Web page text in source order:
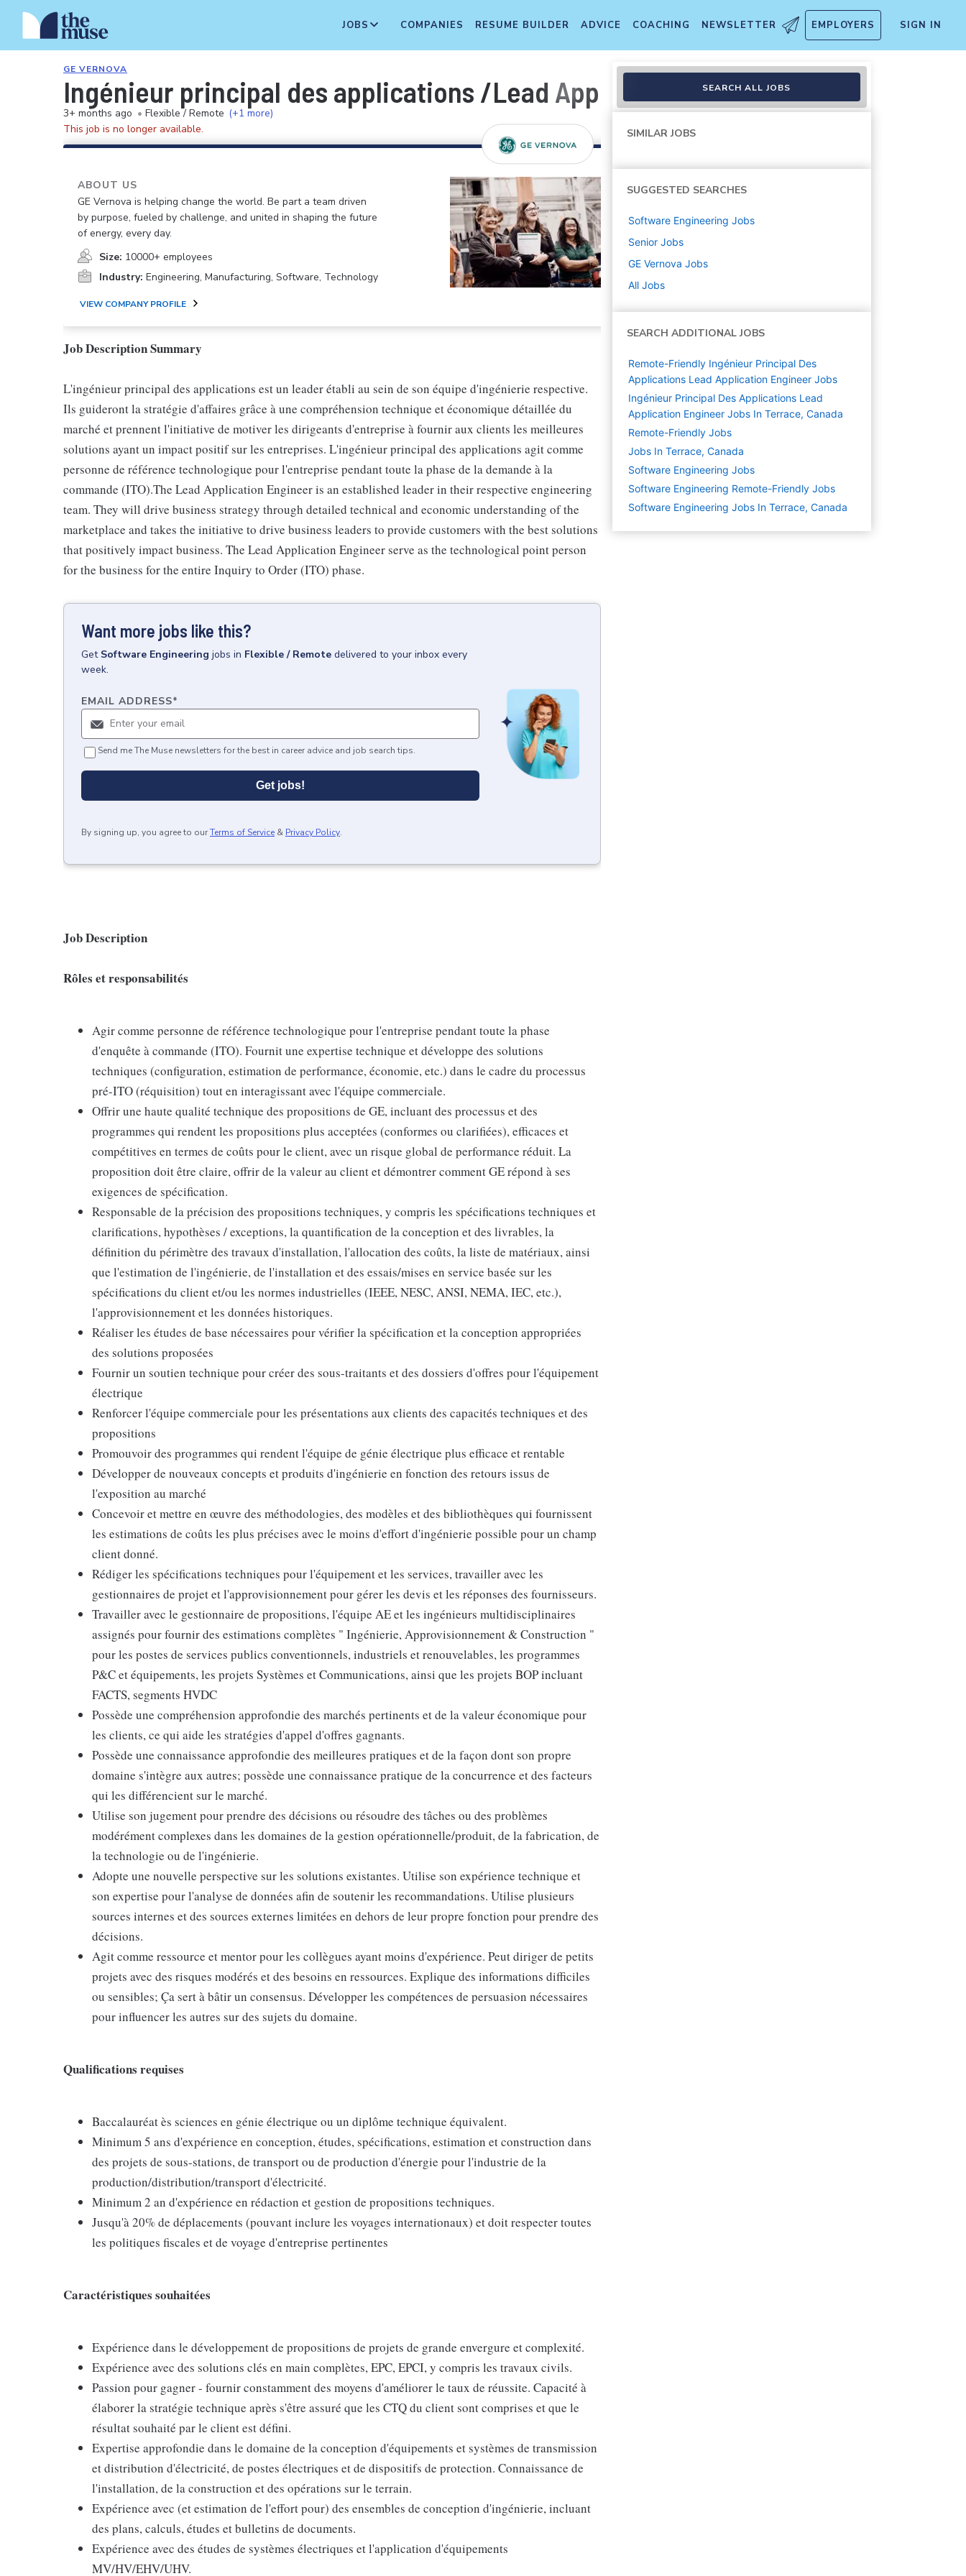
JOBS COMPANIES RESUME BUILDER ADVICE COACHING NEWSLETTER EMPLOYERS SIGN IN
GE VERNOVA
Ingénieur principal des applications /Lead Application Engineer
3+ months ago • Flexible / Remote (+1 more)
This job is no longer available.
ABOUT US
GE Vernova is helping change the world. Be part a team driven
by purpose, fueled by challenge, and united in shaping the future
of energy, every day.
Size: 10000+ employees
Industry: Engineering, Manufacturing, Software, Technology
VIEW COMPANY PROFILE
Job Description Summary
L'ingénieur principal des applications est un leader établi au sein de son équipe d'ingénierie respective.
Ils guideront la stratégie d'affaires grâce à une compréhension technique et économique détaillée du
marché et prennent l'initiative de motiver les dirigeants d'entreprise à fournir aux clients les meilleures
solutions ayant un impact positif sur les entreprises. L'ingénieur principal des applications agit comme
personne de référence technologique pour l'entreprise pendant toute la phase de la demande à la
commande (ITO).The Lead Application Engineer is an established leader in their respective engineering
team. They will drive business strategy through detailed technical and economic understanding of the
marketplace and takes the initiative to drive business leaders to provide customers with the best solutions
that positively impact business. The Lead Application Engineer serve as the technological point person
for the business for the entire Inquiry to Order (ITO) phase.
Want more jobs like this?
Get Software Engineering jobs in Flexible / Remote delivered to your inbox every
week.
EMAIL ADDRESS*
Send me The Muse newsletters for the best in career advice and job search tips.
Get jobs!
By signing up, you agree to ourTerms of Service & Privacy Policy.
Job Description
Rôles et responsabilités
Agir comme personne de référence technologique pour l'entreprise pendant toute la phase
d'enquête à commande (ITO). Fournit une expertise technique et développe des solutions
techniques (configuration, estimation de performance, économie, etc.) dans le cadre du processus
pré-ITO (réquisition) tout en interagissant avec l'équipe commerciale.
Offrir une haute qualité technique des propositions de GE, incluant des processus et des
programmes qui rendent les propositions plus acceptées (conformes ou clarifiées), efficaces et
compétitives en termes de coûts pour le client, avec un risque global de performance réduit. La
proposition doit être claire, offrir de la valeur au client et démontrer comment GE répond à ses
exigences de spécification.
Responsable de la précision des propositions techniques, y compris les spécifications techniques et
clarifications, hypothèses / exceptions, la quantification de la conception et des livrables, la
définition du périmètre des travaux d'installation, l'allocation des coûts, la liste de matériaux, ainsi
que l'estimation de l'ingénierie, de l'installation et des essais/mises en service basée sur les
spécifications du client et/ou les normes industrielles (IEEE, NESC, ANSI, NEMA, IEC, etc.),
l'approvisionnement et les données historiques.
Réaliser les études de base nécessaires pour vérifier la spécification et la conception appropriées
des solutions proposées
Fournir un soutien technique pour créer des sous-traitants et des dossiers d'offres pour l'équipement
électrique
Renforcer l'équipe commerciale pour les présentations aux clients des capacités techniques et des
propositions
Promouvoir des programmes qui rendent l'équipe de génie électrique plus efficace et rentable
Développer de nouveaux concepts et produits d'ingénierie en fonction des retours issus de
l'exposition au marché
Concevoir et mettre en œuvre des méthodologies, des modèles et des bibliothèques qui fournissent
les estimations de coûts les plus précises avec le moins d'effort d'ingénierie possible pour un champ
client donné.
Rédiger les spécifications techniques pour l'équipement et les services, travailler avec les
gestionnaires de projet et l'approvisionnement pour gérer les devis et les réponses des fournisseurs.
Travailler avec le gestionnaire de propositions, l'équipe AE et les ingénieurs multidisciplinaires
assignés pour fournir des estimations complètes " Ingénierie, Approvisionnement & Construction "
pour les postes de services publics conventionnels, industriels et renouvelables, les programmes
P&C et équipements, les projets Systèmes et Communications, ainsi que les projets BOP incluant
FACTS, segments HVDC
Possède une compréhension approfondie des marchés pertinents et de la valeur économique pour
les clients, ce qui aide les stratégies d'appel d'offres gagnants.
Possède une connaissance approfondie des meilleures pratiques et de la façon dont son propre
domaine s'intègre aux autres; possède une connaissance pratique de la concurrence et des facteurs
qui les différencient sur le marché.
Utilise son jugement pour prendre des décisions ou résoudre des tâches ou des problèmes
modérément complexes dans les domaines de la gestion opérationnelle/produit, de la fabrication, de
la technologie ou de l'ingénierie.
Adopte une nouvelle perspective sur les solutions existantes. Utilise son expérience technique et
son expertise pour l'analyse de données afin de soutenir les recommandations. Utilise plusieurs
sources internes et des sources externes limitées en dehors de leur propre fonction pour prendre des
décisions.
Agit comme ressource et mentor pour les collègues ayant moins d'expérience. Peut diriger de petits
projets avec des risques modérés et des besoins en ressources. Explique des informations difficiles
ou sensibles; Ça sert à bâtir un consensus. Développer les compétences de persuasion nécessaires
pour influencer les autres sur des sujets du domaine.
Qualifications requises
Baccalauréat ès sciences en génie électrique ou un diplôme technique équivalent.
Minimum 5 ans d'expérience en conception, études, spécifications, estimation et construction dans
des projets de sous-stations, de transport ou de production d'énergie pour l'industrie de la
production/distribution/transport d'électricité.
Minimum 2 an d'expérience en rédaction et gestion de propositions techniques.
Jusqu'à 20% de déplacements (pouvant inclure les voyages internationaux) et doit respecter toutes
les politiques fiscales et de voyage d'entreprise pertinentes
Caractéristiques souhaitées
Expérience dans le développement de propositions de projets de grande envergure et complexité.
Expérience avec des solutions clés en main complètes, EPC, EPCI, y compris les travaux civils.
Passion pour gagner - fournir constamment des moyens d'améliorer le taux de réussite. Capacité à
élaborer la stratégie technique après s'être assuré que les CTQ du client sont comprises et que le
résultat souhaité par le client est défini.
Expertise approfondie dans le domaine de la conception d'équipements et systèmes de transmission
et distribution d'électricité, de postes électriques et de dispositifs de protection. Connaissance de
l'installation, de la construction et des opérations sur le terrain.
Expérience avec (et estimation de l'effort pour) des ensembles de conception d'ingénierie, incluant
des plans, calculs, études et bulletins de documents.
Expérience avec des études de systèmes électriques et l'application d'équipements
MV/HV/EHV/UHV.
SEARCH ALL JOBS
SIMILAR JOBS
SUGGESTED SEARCHES
Software Engineering Jobs
Senior Jobs
GE Vernova Jobs
All Jobs
SEARCH ADDITIONAL JOBS
Remote-Friendly Ingénieur Principal Des
Applications Lead Application Engineer Jobs
Ingénieur Principal Des Applications Lead
Application Engineer Jobs In Terrace, Canada
Remote-Friendly Jobs
Jobs In Terrace, Canada
Software Engineering Jobs
Software Engineering Remote-Friendly Jobs
Software Engineering Jobs In Terrace, Canada